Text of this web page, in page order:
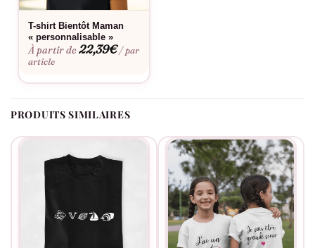
jouer un rôle important dans la vie d’un nouvel être.
Alors n’attendez plus, faites de cette annonce un moment
aussi spécial que le lien qui unit une tante à son futur neveu ou
nièce. Optez pour le T-shirt « Je vais être Tata » d’Assortis Moi,
et donnez à votre annonce l’éclat qu’elle mérite.
T-shirt Bientôt Maman
« personnalisable »
À partir de22,39€ / par
article
PRODUITS SIMILAIRES